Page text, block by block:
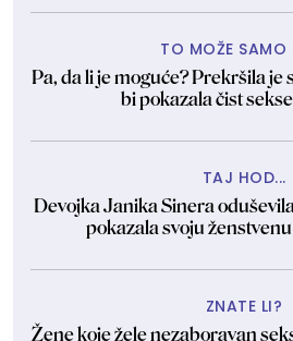
TO MOŽE SAMO
Pa, da li je moguće? Prekršila je
bi pokazala čist
TAJ HOD...
Devojka Janika Sinera
pokazala svoju
ZNATE LI?
Žene koje žele nezaboravan